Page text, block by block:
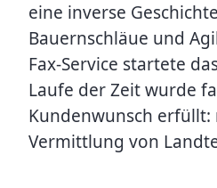
eine inverse
Bauernschläue und
Fax-Service startete
Laufe der Zeit wurde
Kundenwunsch erfüllt:
Vermittlung von